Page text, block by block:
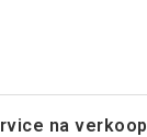
na verkoop